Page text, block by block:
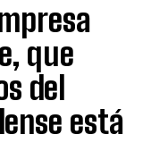
que
del
está